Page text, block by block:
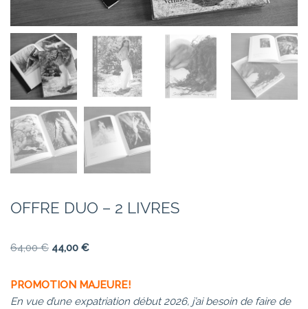
OFFRE DUO – 2 LIVRES
64,00€ 44,00 €
PROMOTION MAJEURE!
En vue d’une expatriation début 2026, j’ai besoin de faire de